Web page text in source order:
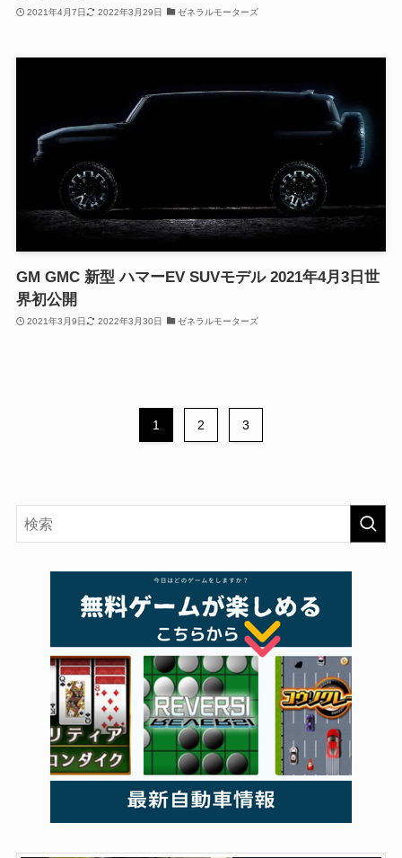
2021年4月7日 2022年3月29日 ゼネラルモーターズ
GM GMC 新型 ハマーEV SUVモデル 2021年4月3日世
界初公開
2021年3月9日 2022年3月30日 ゼネラルモーターズ
1 2 3